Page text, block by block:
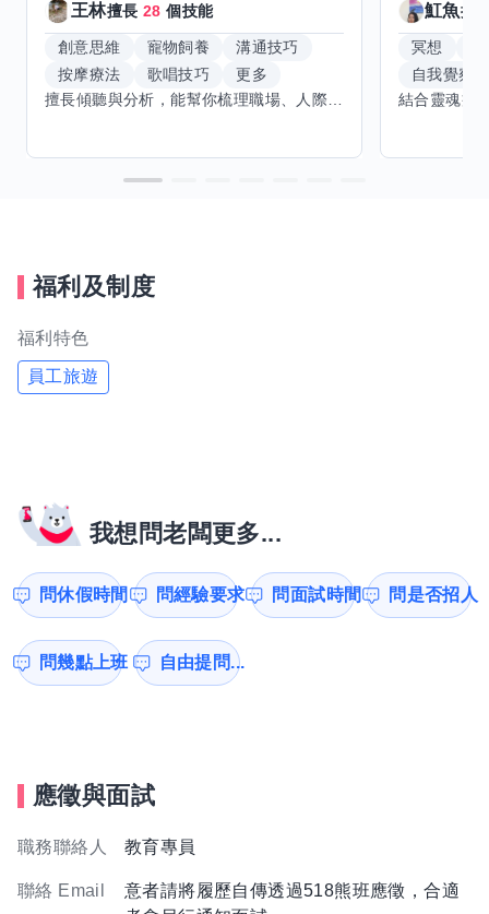
王林擅長28 個技能
創意思維 寵物飼養
溝通技巧
按摩療法
歌唱技巧
更多
魟魚擅
冥想
自我覺察
福利及制度
福利特色
員工旅遊
我想問老闆更多...
問休假時間 問經驗要求 問面試時間 問是否招人
問幾點上班 自由提問...
應徵與面試
職務聯絡人 教育專員
聯絡 Email
意者請將履歷自傳透過518熊班應徵，合適